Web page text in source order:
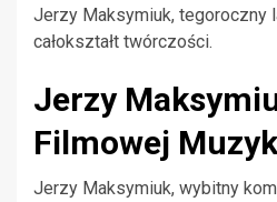
Jerzy Maksymiuk, tegoroczny
całokształt twórczości.
Jerzy
Filmowej
Jerzy Maksymiuk, wybitny